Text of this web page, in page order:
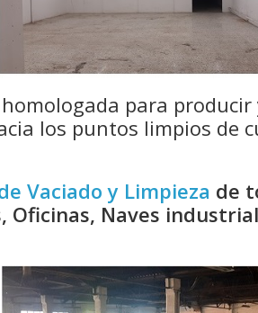
para producir
los puntos limpios de
Vaciado y Limpieza de
Oficinas, Naves